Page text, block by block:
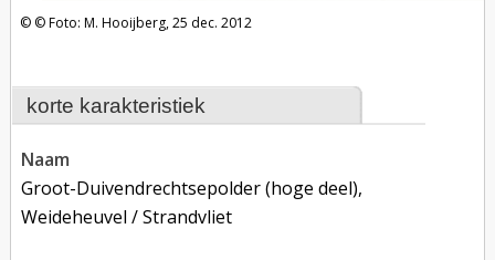
korte karakteristiek
naam
Groot-Duivendrechtsepolder (hoge deel),
Weideheuvel / Strandvliet
Foto: M. Hooijberg, 25 dec. 2012